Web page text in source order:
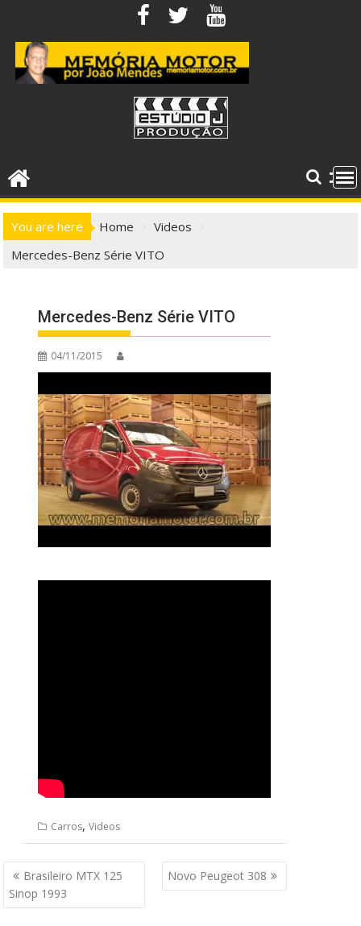
content
You are here Home
Videos
Mercedes-Benz Série VITO
Mercedes-Benz Série VITO
04/11/2015
Carros, Videos
Navegação
de
Post
Brasileiro MTX 125
Sinop 1993
Novo Peugeot 308